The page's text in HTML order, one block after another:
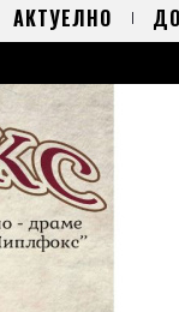
АКТУЕЛНО